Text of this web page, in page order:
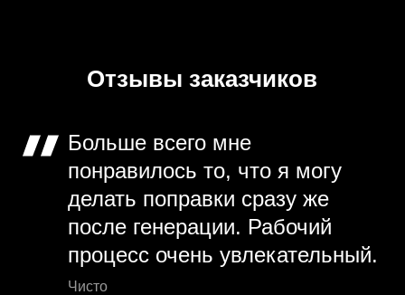
Отзывы заказчиков
Больше всего мне
понравилось то, что я могу
делать поправки сразу же
после генерации. Рабочий
процесс очень увлекательный.
Чисто